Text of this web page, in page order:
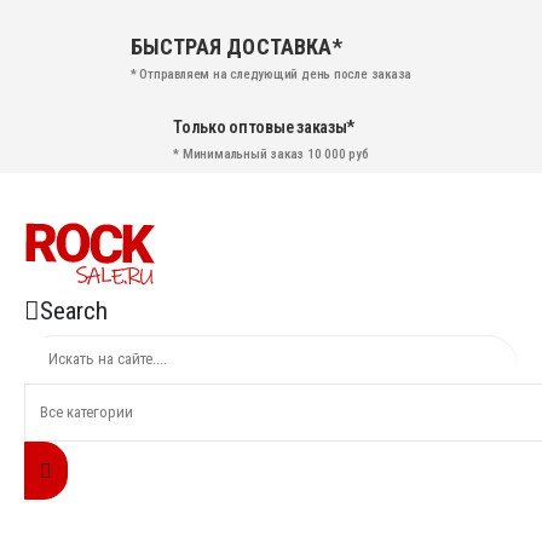
БЫСТРАЯ ДОСТАВКА*
* Отправляем на следующий день после заказа
Только оптовые заказы*
* Минимальный заказ 10 000 руб
Search